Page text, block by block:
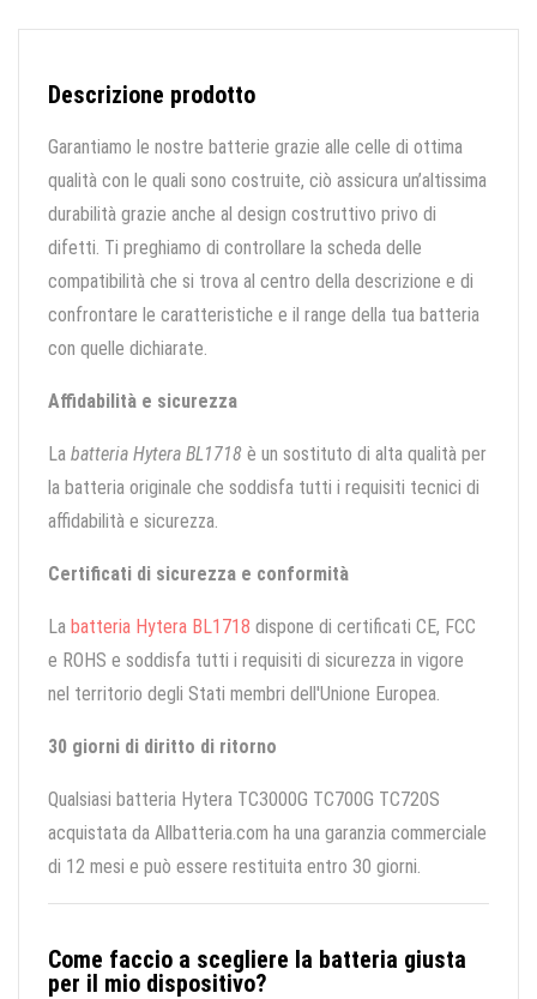
Descrizione prodotto
Garantiamo le nostre batterie grazie alle celle di ottima
qualità con le quali sono costruite, ciò assicura un’altissima
durabilità grazie anche al design costruttivo privo di
difetti. Ti preghiamo di controllare la scheda delle
compatibilità che si trova al centro della descrizione e di
confrontare le caratteristiche e il range della tua batteria
con quelle dichiarate.
Affidabilità e sicurezza
La batteria Hytera BL1718 è un sostituto di alta qualità per
la batteria originale che soddisfa tutti i requisiti tecnici di
affidabilità e sicurezza.
Certificati di sicurezza e conformità
La batteria Hytera BL1718 dispone di certificati CE, FCC
e ROHS e soddisfa tutti i requisiti di sicurezza in vigore
nel territorio degli Stati membri dell'Unione Europea.
30 giorni di diritto di ritorno
Qualsiasi batteria Hytera TC3000G TC700G TC720S
acquistata da Allbatteria.com ha una garanzia commerciale
di 12 mesi e può essere restituita entro 30 giorni.
Come faccio a scegliere la batteria giusta
per il mio dispositivo?